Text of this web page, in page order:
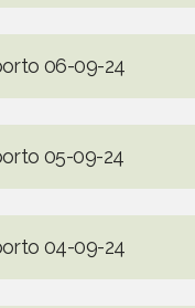
06-09-24
05-09-24
04-09-24